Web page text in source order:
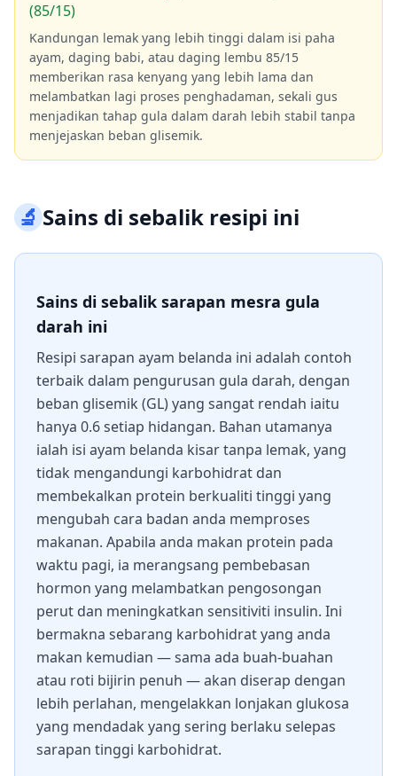
(85/15)
Kandungan lemak yang lebih tinggi dalam isi paha
ayam, daging babi, atau daging lembu 85/15
memberikan rasa kenyang yang lebih lama dan
melambatkan lagi proses penghadaman, sekali gus
menjadikan tahap gula dalam darah lebih stabil tanpa
menjejaskan beban glisemik.
🔬Sains di sebalik resipi ini
Sains di sebalik sarapan mesra gula
darah ini
Resipi sarapan ayam belanda ini adalah contoh
terbaik dalam pengurusan gula darah, dengan
beban glisemik (GL) yang sangat rendah iaitu
hanya 0.6 setiap hidangan. Bahan utamanya
ialah isi ayam belanda kisar tanpa lemak, yang
tidak mengandungi karbohidrat dan
membekalkan protein berkualiti tinggi yang
mengubah cara badan anda memproses
makanan. Apabila anda makan protein pada
waktu pagi, ia merangsang pembebasan
hormon yang melambatkan pengosongan
perut dan meningkatkan sensitiviti insulin. Ini
bermakna sebarang karbohidrat yang anda
makan kemudian — sama ada buah-buahan
atau roti bijirin penuh — akan diserap dengan
lebih perlahan, mengelakkan lonjakan glukosa
yang mendadak yang sering berlaku selepas
sarapan tinggi karbohidrat.